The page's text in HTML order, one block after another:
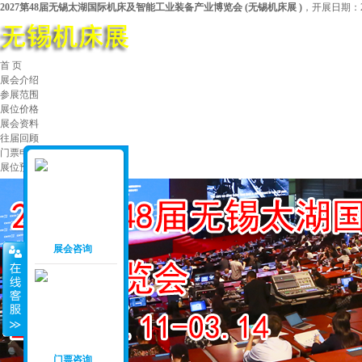
2027第48届无锡太湖国际机床及智能工业装备产业博览会 (无锡机床展 ) ，开展日期
首 页
展会介绍
参展范围
展位价格
展会资料
往届回顾
门票申请
展位预定
展会咨询
门票咨询